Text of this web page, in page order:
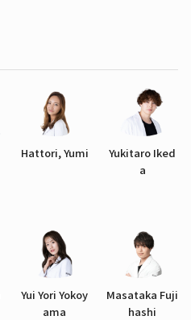
Hattori, Yumi
Yukitaro Iked
a
Yui Yori Yokoy
ama
Masataka Fuji
hashi